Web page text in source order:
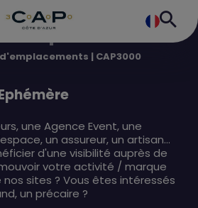
| CAP3000
d'emplacements
une Agence Event, une
un assureur, un artisan…
d'une visibilité auprès de
votre activité / marque
nos sites ? Vous êtes intéressés
un précaire ?